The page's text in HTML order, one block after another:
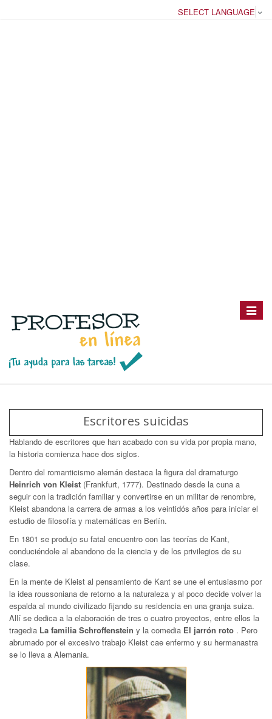
SELECT LANGUAGE
Toggle
Escritores suicidas
Hablando de escritores que han acabado con su vida por propia mano,
la historia comienza hace dos siglos.
Dentro del romanticismo alemán destaca la figura del dramaturgo
Heinrich von Kleist (Frankfurt, 1777). Destinado desde la cuna a
seguir con la tradición familiar y convertirse en un militar de renombre,
Kleist abandona la carrera de armas a los veintidós años para iniciar el
estudio de filosofía y matemáticas en Berlín.
En 1801 se produjo su fatal encuentro con las teorías de Kant,
conduciéndole al abandono de la ciencia y de los privilegios de su
clase.
En la mente de Kleist al pensamiento de Kant se une el entusiasmo por
la idea roussoniana de retorno a la naturaleza y al poco decide volver la
espalda al mundo civilizado fijando su residencia en una granja suiza.
Allí se dedica a la elaboración de tres o cuatro proyectos, entre ellos la
tragedia La familia Schroffenstein y la comedia El jarrón roto . Pero
abrumado por el excesivo trabajo Kleist cae enfermo y su hermanastra
se lo lleva a Alemania.